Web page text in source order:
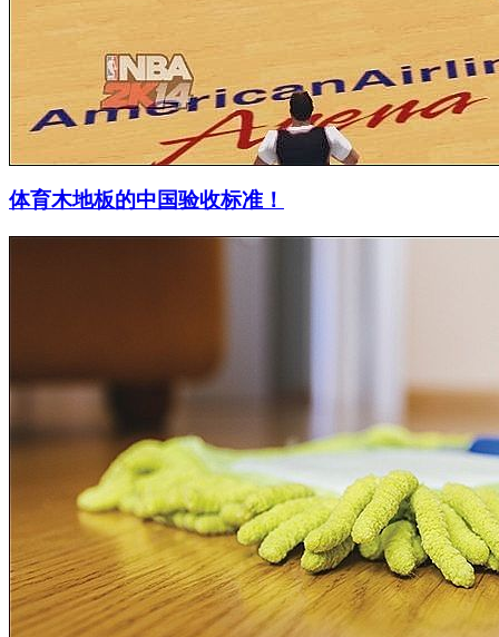
体育木地板的中国验收标准！